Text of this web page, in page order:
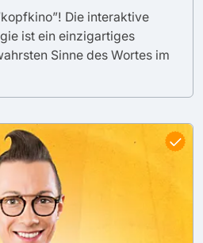
Die interaktive
ist ein einzigartiges
Sinne des Wortes im